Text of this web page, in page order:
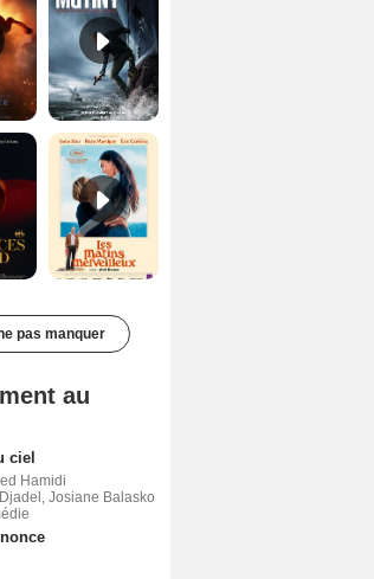
Les Silences de Riyad Bande-annonce VO STFR Les Matins merveilleux Bande-annonce VF
pas manquer
au
ciel
Hamidi
Josiane Balasko